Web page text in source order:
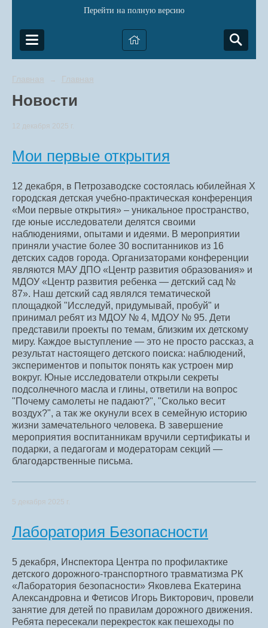
Перейти на полную версию
Главная → Главная
Новости
12 декабря 2025 г.
Мои первые открытия
12 декабря, в Петрозаводске состоялась юбилейная X
городская детская учебно-практическая конференция
«Мои первые открытия» – уникальное пространство,
где юные исследователи делятся своими
наблюдениями, опытами и идеями. В мероприятии
приняли участие более 30 воспитанников из 16
детских садов города. Организаторами конференции
являются МАУ ДПО «Центр развития образования» и
МДОУ «Центр развития ребенка — детский сад №
87». Наш детский сад являлся тематической
площадкой "Исследуй, придумывай, пробуй" и
принимал ребят из МДОУ № 4, МДОУ № 95. Дети
представили проекты по темам, близким их детскому
миру. Каждое выступление — это не просто рассказ, а
результат настоящего детского поиска: наблюдений,
экспериментов и попыток понять как устроен мир
вокруг. Юные исследователи открыли секреты
подсолнечного масла и глины, ответили на вопрос
"Почему самолеты не падают?", "Сколько весит
воздух?", а так же окунули всех в семейную историю
жизни замечательного человека. В завершение
мероприятия воспитанникам вручили сертификаты и
подарки, а педагогам и модераторам секций —
благодарственные письма.
5 декабря 2025 г.
Лаборатория Безопасности
5 декабря, Инспектора Центра по профилактике
детского дорожного-транспортного травматизма РК
«Лаборатория безопасности» Яковлева Екатерина
Александровна и Фетисов Игорь Викторович, провели
занятие для детей по правилам дорожного движения.
Ребята пересекали перекресток как пешеходы по